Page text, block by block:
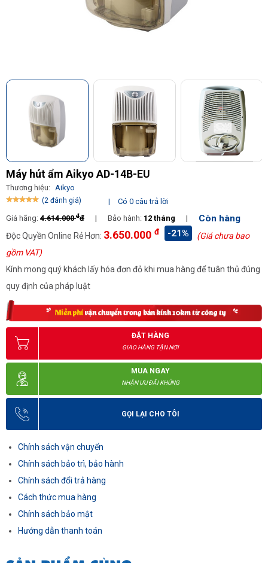
Máy hút ẩm Aikyo AD-14B-EU
Thương hiệu: Aikyo
(2 đánh giá) |
Có 0 câu trả lời
Giá hãng: 4.614.000đđ | Bảo hành: 12 tháng | Còn hàng
Độc Quyền Online Rẻ Hơn: 3.650.000 đ -21%
(Giá chưa bao
gồm VAT)
Kính mong quý khách lấy hóa đơn đỏ khi mua hàng để tuân thủ đúng
quy định của pháp luật
ĐẶT HÀNG
GIAO HÀNG TẬN NƠI
MUA NGAY
NHẬN ƯU ĐÃI KHỦNG
GỌI LẠI CHO TÔI
Chính sách vận chuyển
Chính sách bảo trì, bảo hành
Chính sách đổi trả hàng
Cách thức mua hàng
Chính sách bảo mật
Hướng dẫn thanh toán